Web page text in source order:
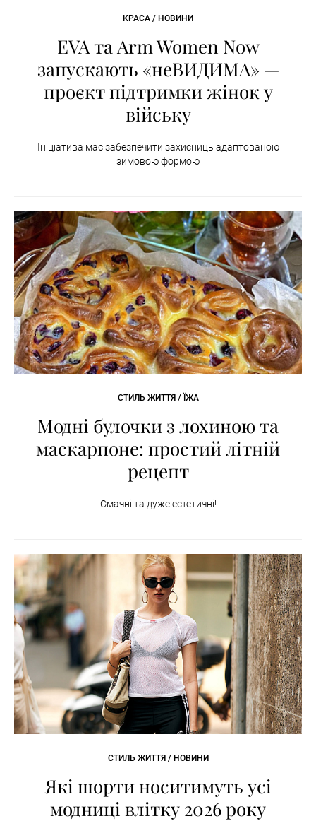
КРАСА / НОВИНИ
EVA та Arm Women Now
запускають «неВИДИМА» —
проєкт підтримки жінок у
війську
Ініціатива має забезпечити захисниць адаптованою
зимовою формою
СТИЛЬ ЖИТТЯ / ЇЖА
Модні булочки з лохиною та
маскарпоне: простий літній
рецепт
Смачні та дуже естетичні!
СТИЛЬ ЖИТТЯ / НОВИНИ
Які шорти носитимуть усі
модниці влітку 2026 року